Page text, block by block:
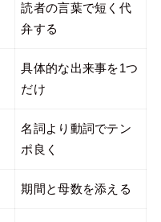
読者の言葉で短く代
弁する
具体的な出来事を1つ
だけ
名詞より動詞でテン
ポ良く
期間と母数を添える